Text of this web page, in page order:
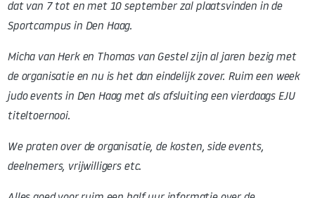
dat van 7 tot en met 10 september zal plaatsvinden in de
Sportcampus in Den Haag.
Micha van Herk en Thomas van Gestel zijn al jaren bezig met
de organisatie en nu is het dan eindelijk zover. Ruim een week
judo events in Den Haag met als afsluiting een vierdaags EJU
titeltoernooi.
We praten over de organisatie, de kosten, side events,
deelnemers, vrijwilligers etc.